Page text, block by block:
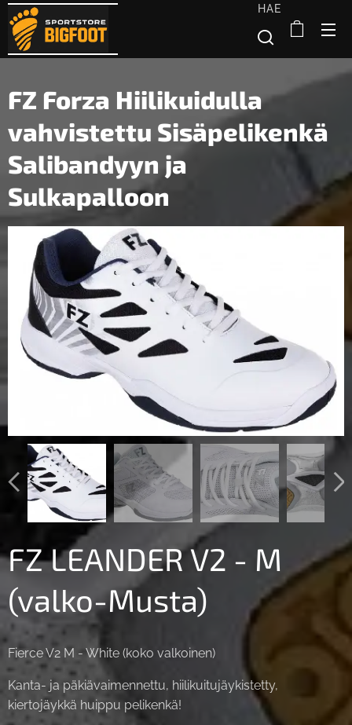
HAE
FZ Forza Hiilikuidulla
vahvistettu Sisäpelikenkä
Salibandyyn ja
Sulkapalloon
FZ LEANDER V2 - M
(valko-Musta)
Fierce V2 M - White (koko valkoinen)
Kanta- ja päkiävaimennettu, hiilikuitujäykistetty,
kiertojäykkä huippu pelikenkä!